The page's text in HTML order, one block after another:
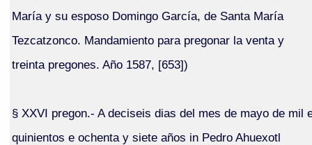
María y su esposo Domingo García, de Santa María
Tezcatzonco. Mandamiento para pregonar la venta y
treinta pregones. Año 1587, [653])
§ XXVI pregon.- A deciseis dias del mes de mayo de mil
quinientos e ochenta y siete años in Pedro Ahuexotl